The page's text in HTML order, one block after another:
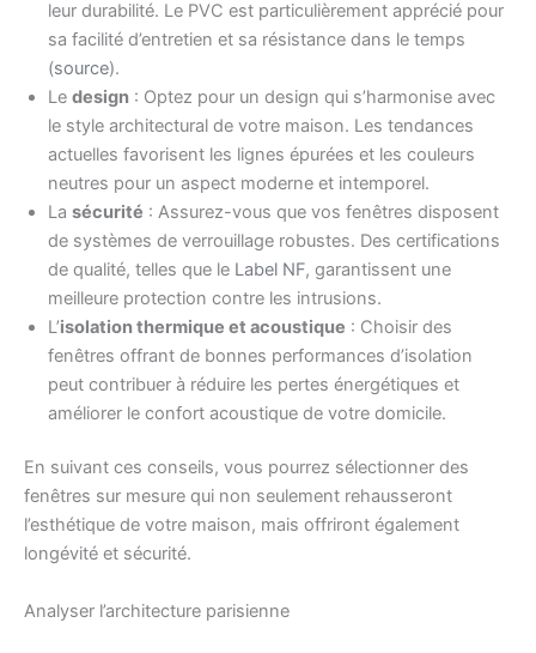
leur durabilité. Le PVC est particulièrement apprécié pour
sa facilité d’entretien et sa résistance dans le temps
(source).
Le design : Optez pour un design qui s’harmonise avec
le style architectural de votre maison. Les tendances
actuelles favorisent les lignes épurées et les couleurs
neutres pour un aspect moderne et intemporel.
La sécurité : Assurez-vous que vos fenêtres disposent
de systèmes de verrouillage robustes. Des certifications
de qualité, telles que le Label NF, garantissent une
meilleure protection contre les intrusions.
L’isolation thermique et acoustique : Choisir des
fenêtres offrant de bonnes performances d’isolation
peut contribuer à réduire les pertes énergétiques et
améliorer le confort acoustique de votre domicile.
En suivant ces conseils, vous pourrez sélectionner des
fenêtres sur mesure qui non seulement rehausseront
l’esthétique de votre maison, mais offriront également
longévité et sécurité.
Analyser l’architecture parisienne